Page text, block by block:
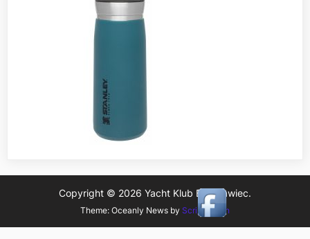
Copyright © 2026 Yacht Klub Bolesławiec.
Theme: Oceanly News by ScriptsTown